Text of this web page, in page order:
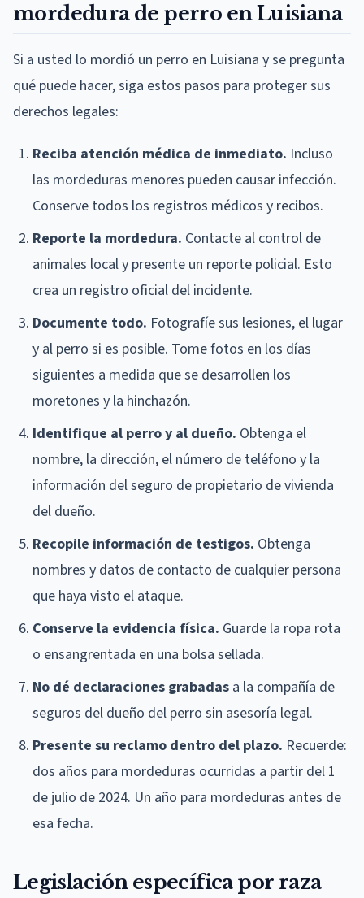
mordedura de perro en Luisiana
Si a usted lo mordió un perro en Luisiana y se pregunta
qué puede hacer, siga estos pasos para proteger sus
derechos legales:
Reciba atención médica de inmediato. Incluso
las mordeduras menores pueden causar infección.
Conserve todos los registros médicos y recibos.
Reporte la mordedura. Contacte al control de
animales local y presente un reporte policial. Esto
crea un registro oficial del incidente.
Documente todo. Fotografíe sus lesiones, el lugar
y al perro si es posible. Tome fotos en los días
siguientes a medida que se desarrollen los
moretones y la hinchazón.
Identifique al perro y al dueño. Obtenga el
nombre, la dirección, el número de teléfono y la
información del seguro de propietario de vivienda
del dueño.
Recopile información de testigos. Obtenga
nombres y datos de contacto de cualquier persona
que haya visto el ataque.
Conserve la evidencia física. Guarde la ropa rota
o ensangrentada en una bolsa sellada.
No dé declaraciones grabadas a la compañía de
seguros del dueño del perro sin asesoría legal.
Presente su reclamo dentro del plazo. Recuerde:
dos años para mordeduras ocurridas a partir del 1
de julio de 2024. Un año para mordeduras antes de
esa fecha.
Legislación específica por raza